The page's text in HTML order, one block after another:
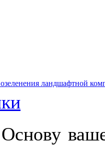
ландшафтной
Основу